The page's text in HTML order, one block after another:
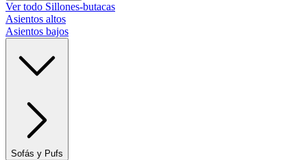
Ver todo Sillones-butacas
Asientos altos
Asientos bajos
Sofás y Pufs